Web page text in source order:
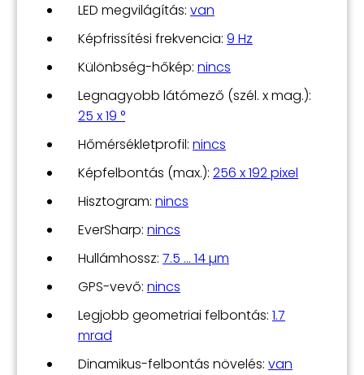
LED megvilágítás: van
Képfrissítési frekvencia: 9 Hz
Különbség-hőkép: nincs
Legnagyobb látómező (szél. x mag.):
25 x 19 °
Hőmérsékletprofil: nincs
Képfelbontás (max.): 256 x 192 pixel
Hisztogram: nincs
EverSharp: nincs
Hullámhossz: 7.5 … 14 µm
GPS-vevő: nincs
Legjobb geometriai felbontás: 1.7
mrad
Dinamikus-felbontás növelés: van